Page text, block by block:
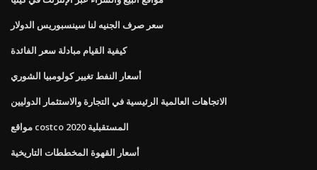
سعر صرف الجنيه لنا سينسبوريس الدولار
كيفية القيام مبادلة سعر الفائدة
أسعار النفط تغيير كولومبيا الشوري
الاتجاهات العالمية الرئيسية في التجارة والاستثمار الدوليين
مواقع costco المستقبلية 2020
أسعار القهوة المخططات التاريخية